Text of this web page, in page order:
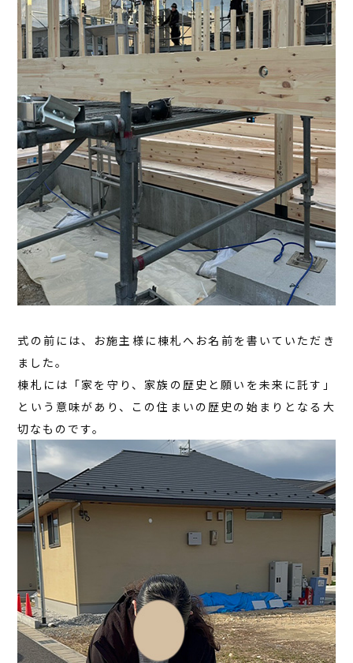
式の前には、お施主様に棟札へお名前を書いていただき
ました。
棟札には「家を守り、家族の歴史と願いを未来に託す」
という意味があり、この住まいの歴史の始まりとなる大
切なものです。